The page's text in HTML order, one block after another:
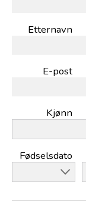
Etternavn
E-post
Kjønn
Fødselsdato